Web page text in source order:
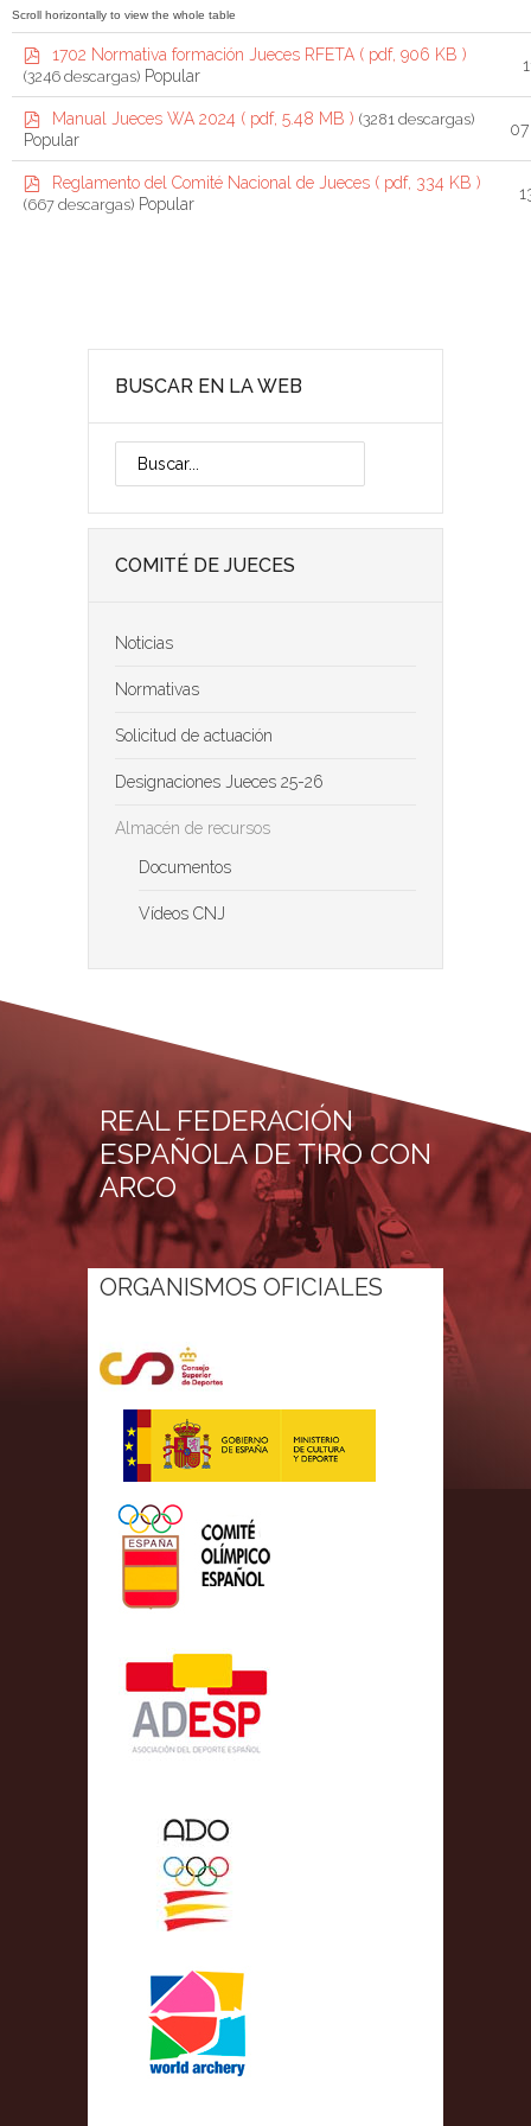
r
p
e
t
a
p
d
f
1702 Normativa formación Jueces RFETA ( pdf, 906 KB )
(3246 descargas) Popular
d
f
Manual Jueces WA 2024 ( pdf, 5.48 MB ) (3281 descargas)
Popular
d
Reglamento del Comité Nacional de Jueces ( pdf, 334 KB )
(667 descargas) Popular
BUSCAR EN LA WEB
COMITÉ DE JUECES
Noticias
Normativas
Solicitud de actuación
Designaciones Jueces 25-26
Almacén de recursos
Documentos
Vídeos CNJ
REAL FEDERACIÓN
ESPAÑOLA DE TIRO CON
ARCO
ORGANISMOS OFICIALES